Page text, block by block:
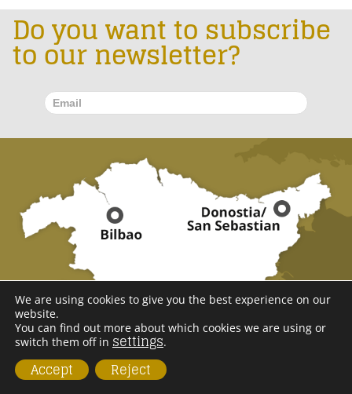
Do you want to subscribe
to our newsletter?
We are using cookies to give you the best experience on our
website.
You can find out more about which cookies we are using or
switch them off in settings.
Accept Reject